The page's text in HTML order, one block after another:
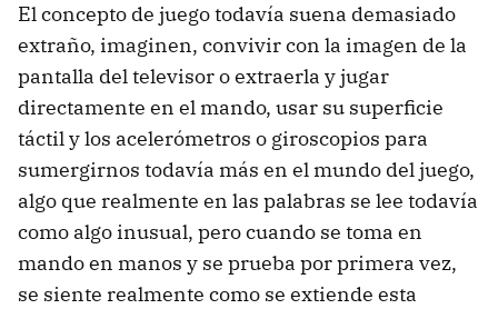
El concepto de juego todavía suena demasiado
extraño, imaginen, convivir con la imagen de la
pantalla del televisor o extraerla y jugar
directamente en el mando, usar su superficie
táctil y los acelerómetros o giroscopios para
sumergirnos todavía más en el mundo del juego,
algo que realmente en las palabras se lee todavía
como algo inusual, pero cuando se toma en
mando en manos y se prueba por primera vez,
se siente realmente como se extiende esta